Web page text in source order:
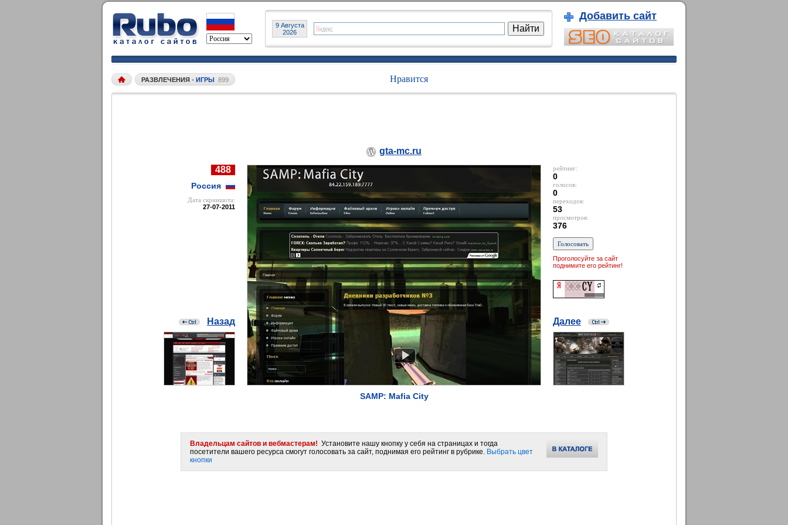
9 Августа
2026
Добавить сайт
РАЗВЛЕЧЕНИЯ • ИГРЫ 899 Нравится
488
Россия
Дата cкриншота:
27-07-2011
Назад
gta-mc.ru
SAMP: Mafia City
рейтинг:
0
голосов:
0
переходов:
53
просмотров:
376
Проголосуйте за сайт
поднимите его рейтинг!
Далее
Владельцам сайтов и вебмастерам! Установите нашу кнопку у себя на страницах и тогда
посетители вашего ресурса смогут голосовать за сайт, поднимая его рейтинг в рубрике. Выбрать цвет
кнопки